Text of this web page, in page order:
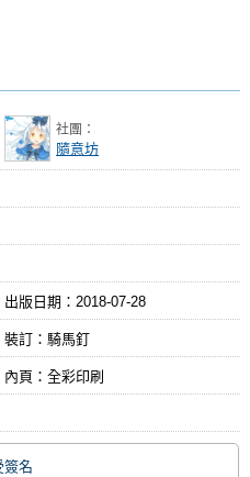
社團：
隨意坊
出版日期： 2018-07-28
裝訂：騎馬釘
內頁：全彩印刷
簽名